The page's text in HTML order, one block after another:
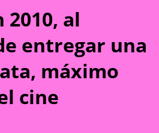
2010, al
entregar una
máximo
cine